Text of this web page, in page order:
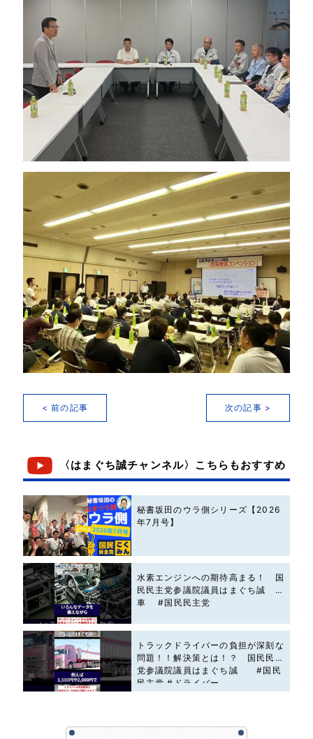
< 前の記事 次の記事 >
〈はまぐち誠チャンネル〉こちらもおすすめ
秘書坂田のウラ側シリーズ【2026
年7月号】
水素エンジンへの期待高まる！ 国
民民主党参議院議員はまぐち誠 #
車 #国民民主党
トラックドライバーの負担が深刻な
問題！！解決策とは！？ 国民民主
党参議院議員はまぐち誠 #国民
民主党 #ドライバー